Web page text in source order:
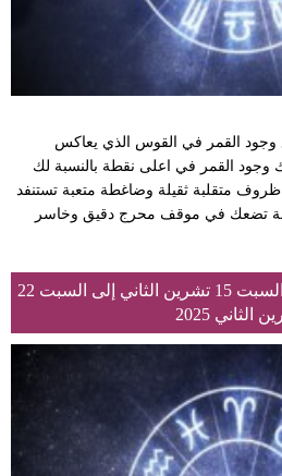
وجود القمر في القوس الذي يعاكس
وجود القمر في اعلى نقطة بالنسبة لك
متقلبة ثقيلة وضاغطة متعبة تستنفد
تضعك في موقف محرج دقيق وخاسر
توقعات برج "الحوت" من السبت 15 تشرين الثاني إلى السبت 22
الثاني 2025